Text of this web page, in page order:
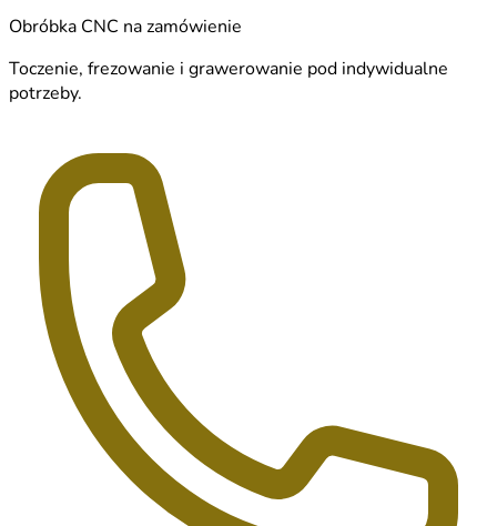
Obróbka CNC na zamówienie
Toczenie, frezowanie i grawerowanie pod indywidualne
potrzeby.